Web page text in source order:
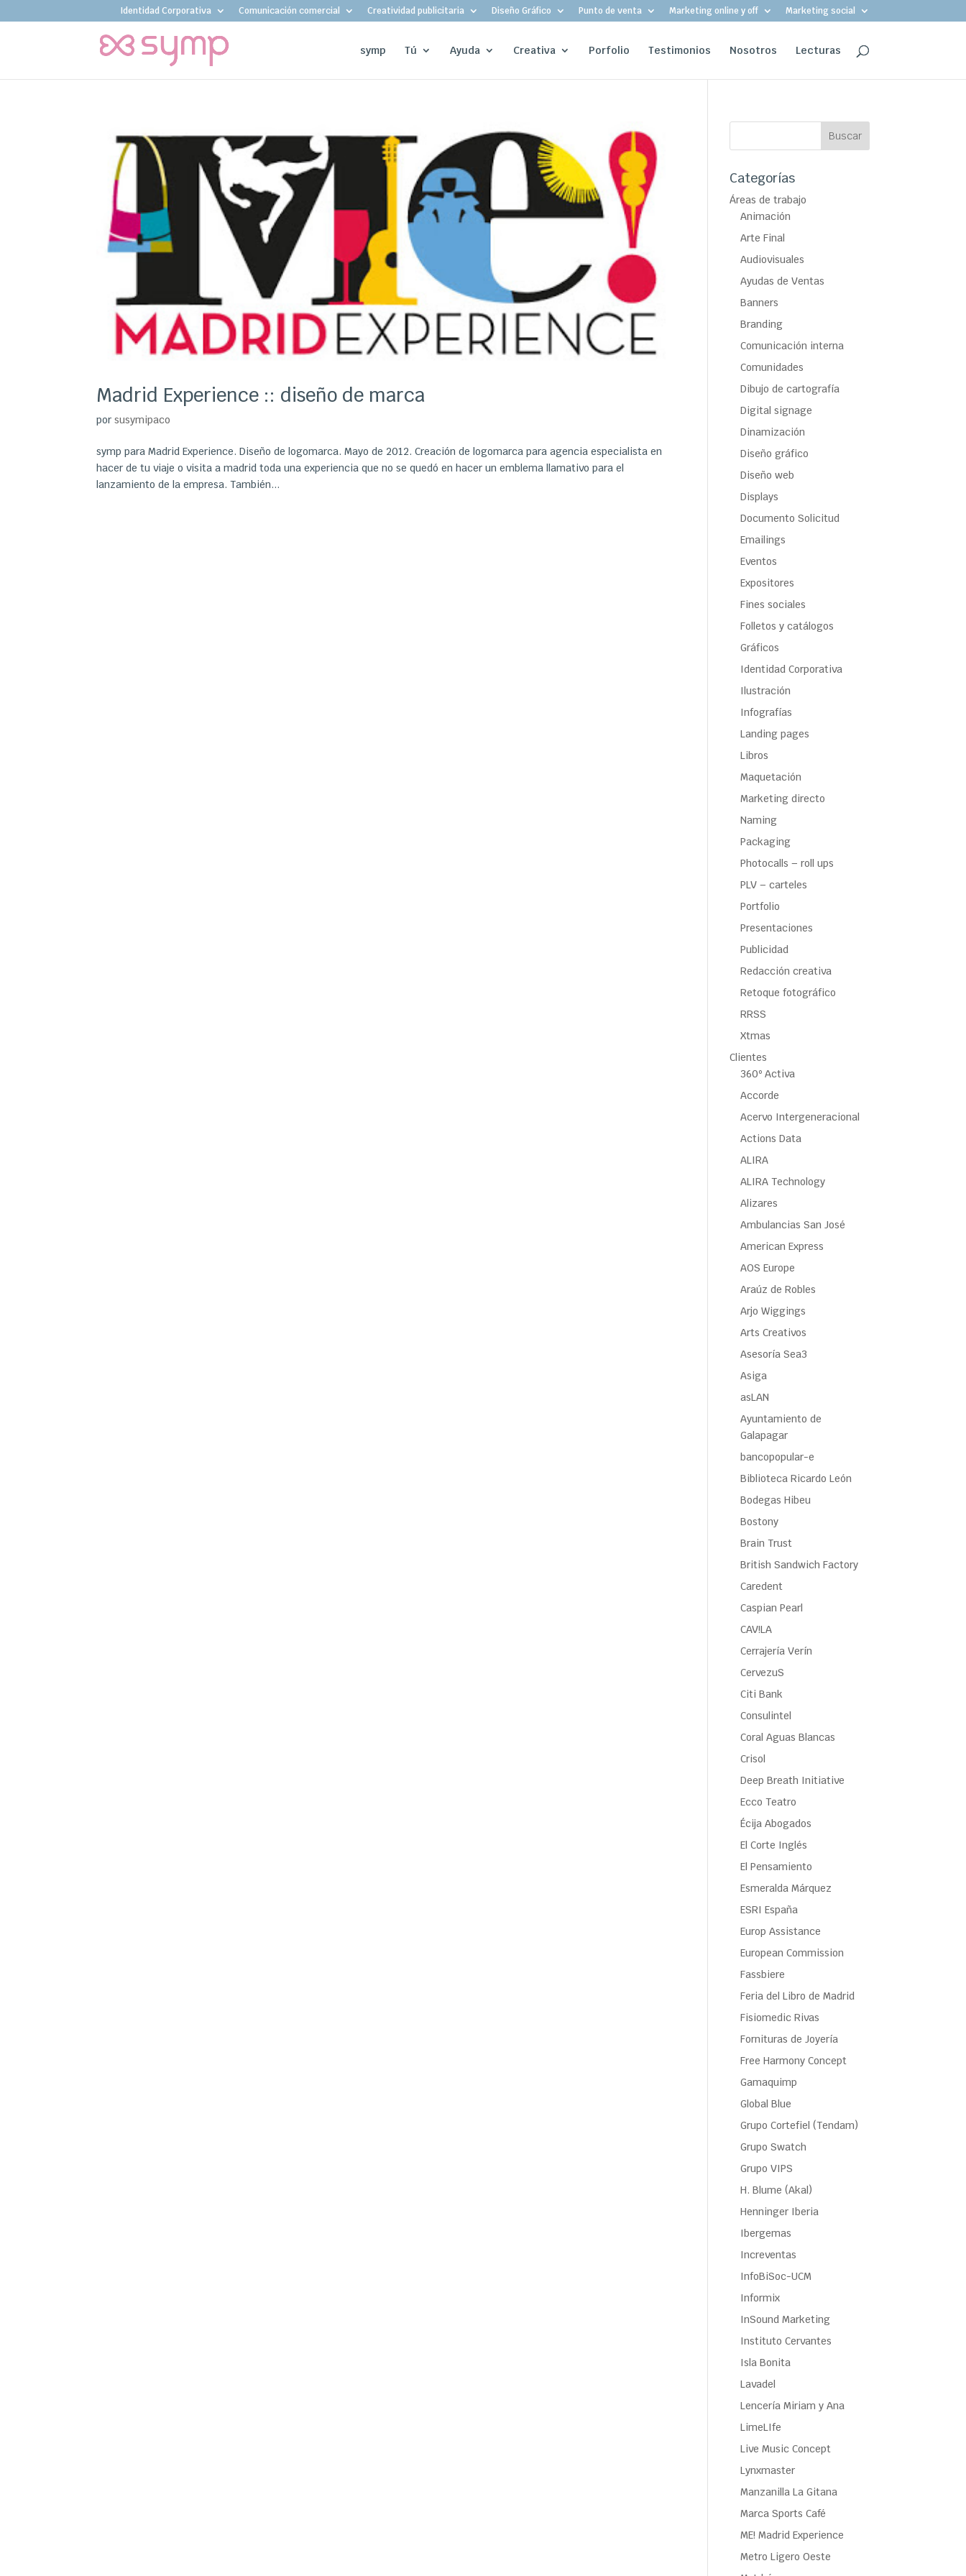
Identidad Corporativa Comunicación comercial Creatividad publicitaria Diseño Gráfico Punto de venta Marketing online y off Marketing social
symp Tú Ayuda Creativa Porfolio Testimonios Nosotros Lecturas
Madrid Experience :: diseño de marca
porsusymipaco
symp para Madrid Experience. Diseño de logomarca. Mayo de 2012. Creación de logomarca para agencia especialista en
hacer de tu viaje o visita a madrid toda una experiencia que no se quedó en hacer un emblema llamativo para el
lanzamiento de la empresa. También...
Categorías
Áreas de trabajo
Animación
Arte Final
Audiovisuales
Ayudas de Ventas
Banners
Branding
Comunicación interna
Comunidades
Dibujo de cartografía
Digital signage
Dinamización
Diseño gráfico
Diseño web
Displays
Documento Solicitud
Emailings
Eventos
Expositores
Fines sociales
Folletos y catálogos
Gráficos
Identidad Corporativa
Ilustración
Infografías
Landing pages
Libros
Maquetación
Marketing directo
Naming
Packaging
Photocalls – roll ups
PLV – carteles
Portfolio
Presentaciones
Publicidad
Redacción creativa
Retoque fotográfico
RRSS
Xtmas
Clientes
360º Activa
Accorde
Acervo Intergeneracional
Actions Data
ALIRA
ALIRA Technology
Alizares
Ambulancias San José
American Express
AOS Europe
Araúz de Robles
Arjo Wiggings
Arts Creativos
Asesoría Sea3
Asiga
asLAN
Ayuntamiento de
Galapagar
bancopopular-e
Biblioteca Ricardo León
Bodegas Hibeu
Bostony
Brain Trust
British Sandwich Factory
Caredent
Caspian Pearl
CAV!LA
Cerrajería Verín
CervezuS
Citi Bank
Consulintel
Coral Aguas Blancas
Crisol
Deep Breath Initiative
Ecco Teatro
Écija Abogados
El Corte Inglés
El Pensamiento
Esmeralda Márquez
ESRI España
Europ Assistance
European Commission
Fassbiere
Feria del Libro de Madrid
Fisiomedic Rivas
Fornituras de Joyería
Free Harmony Concept
Gamaquimp
Global Blue
Grupo Cortefiel (Tendam)
Grupo Swatch
Grupo VIPS
H. Blume (Akal)
Henninger Iberia
Ibergemas
Increventas
InfoBiSoc-UCM
Informix
InSound Marketing
Instituto Cervantes
Isla Bonita
Lavadel
Lencería Miriam y Ana
LimeLIfe
Live Music Concept
Lynxmaster
Manzanilla La Gitana
Marca Sports Café
ME! Madrid Experience
Metro Ligero Oeste